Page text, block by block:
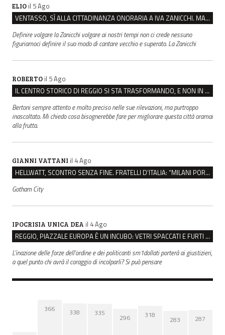
ELIO il 5 Ago
VENTASSO, SÌ ALLA CITTADINANZA ONORARIA A IVA ZANICCHI. MA BARGIACCHI: “È DI PESSIMO GUSTO”
Definire volgare la Zanicchi volgare ai nostri tempi non ci crede nessuno
figuriamoci definire il suo modo di cantare vecchio e superato. La Zanicchi
ROBERTO il 5 Ago
IL CENTRO STORICO DI REGGIO SI STA TRASFORMANDO, E NON IN MEGLIO
Bertoni sempre attento e molto preciso nelle sue rilevazioni, ma purtroppo
inascoltato. Mi chiedo cosa bisognerebbe fare per migliorare questa città oramai
alla frutta.
GIANNI VATTANI il 4 Ago
HELLWATT, SCONTRO SENZA FINE. FRATELLI D’ITALIA: “MILANI PORTA DOCUMENTI, DE FRANCO INSULTI”
Gotham City
IPOCRISIA UNICA DEA il 4 Ago
REGGIO, PIAZZALE EUROPA È UN INCUBO: VETRI SPACCATI E FURTI SULLE AUTO IN SOSTA
L'inazione delle forze dell'ordine e dei politicanti sm1dollati porterà ai giustizieri,
a quel punto chi avrà il coraggio di incolparli? Si può pensare
366 338 335
296 318 283 287